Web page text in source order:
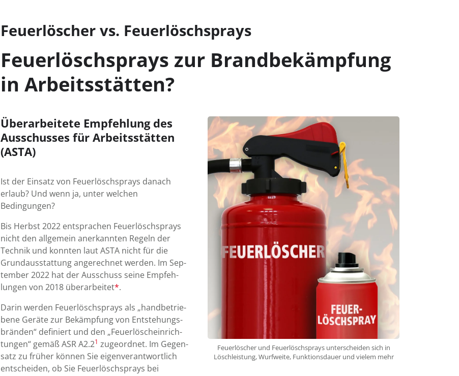
Feuerlöscher vs. Feuerlöschsprays
Feuerlöschsprays zur Brandbekämpfung
in Arbeitsstätten?
Überarbeitete Empfehlung des
Ausschusses für Arbeitsstätten
(ASTA)
Ist der Einsatz von Feuerlöschsprays danach
erlaub? Und wenn ja, unter welchen
Bedingungen?
Bis Herbst 2022 ent­sprachen Feuer­lösch­sprays
nicht den all­ge­mein an­er­kannten Regeln der
Technik und konnten laut ASTA nicht für die
Grund­aus­stat­tung an­ge­rech­net werden. Im Sep­
tember 2022 hat der Aus­schuss seine Emp­feh­
lungen von 2018 über­ar­bei­tet*.
Darin werden Feuer­­lösch­sprays als „hand­be­trie­
bene Geräte zur Be­kämp­fung von Ent­ste­hungs­­
bränden“ de­fi­niert und den „Feuer­lösch­ein­rich­
tungen“ gemäß ASR A2.21 zu­ge­ordnet. Im Gegen­
satz zu früher können Sie eigen­ver­ant­wort­lich
ent­­scheiden, ob Sie Feuer­lösch­sprays bei
Feuerlöscher und Feuerlöschsprays unterscheiden sich in
Löschleistung, Wurfweite, Funktionsdauer und vielem mehr